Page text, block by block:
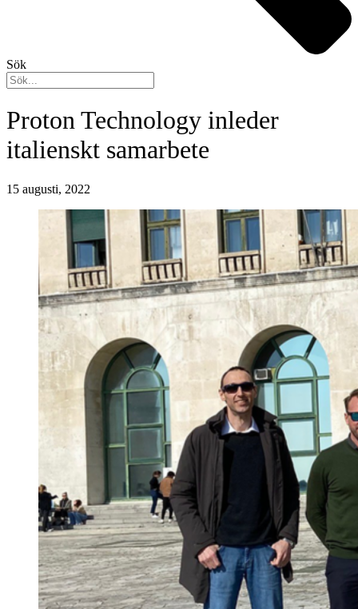
Sök
Proton Technology inleder
italienskt samarbete
15 augusti, 2022